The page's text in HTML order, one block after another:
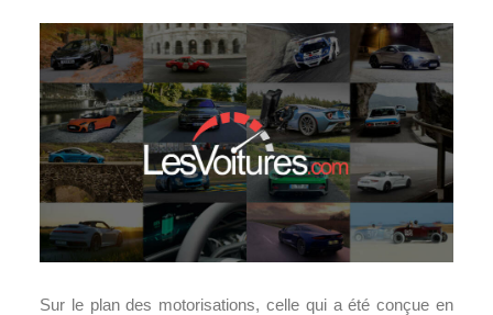
Sur le plan des motorisations, celle qui a été conçue en